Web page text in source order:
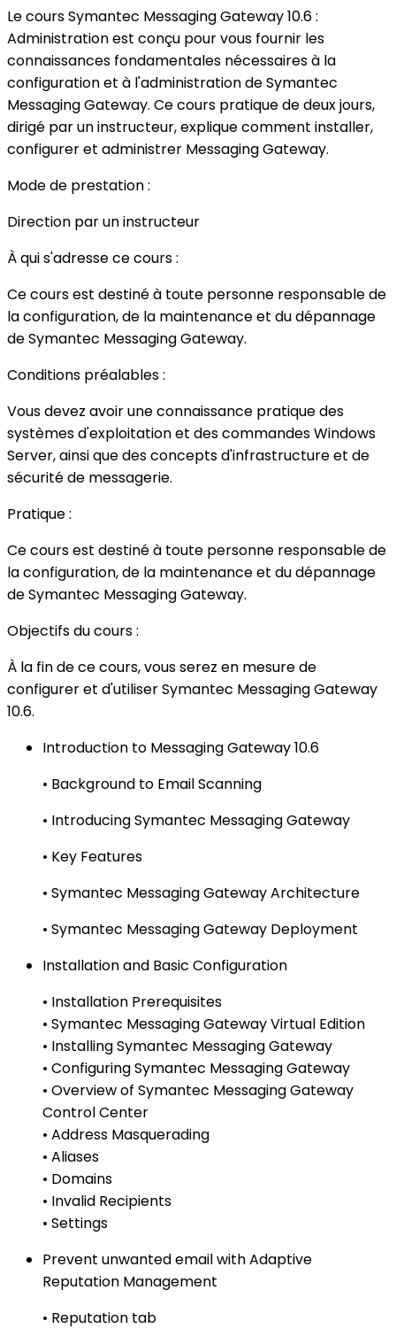
Le cours Symantec Messaging Gateway 10.6 :
Administration est conçu pour vous fournir les
connaissances fondamentales nécessaires à la
configuration et à l'administration de Symantec
Messaging Gateway. Ce cours pratique de deux jours,
dirigé par un instructeur, explique comment installer,
configurer et administrer Messaging Gateway.
Mode de prestation :
Direction par un instructeur
À qui s'adresse ce cours :
Ce cours est destiné à toute personne responsable de
la configuration, de la maintenance et du dépannage
de Symantec Messaging Gateway.
Conditions préalables :
Vous devez avoir une connaissance pratique des
systèmes d'exploitation et des commandes Windows
Server, ainsi que des concepts d'infrastructure et de
sécurité de messagerie.
Pratique :
Ce cours est destiné à toute personne responsable de
la configuration, de la maintenance et du dépannage
de Symantec Messaging Gateway.
Objectifs du cours :
À la fin de ce cours, vous serez en mesure de
configurer et d'utiliser Symantec Messaging Gateway
10.6.
Introduction to Messaging Gateway 10.6
• Background to Email Scanning
• Introducing Symantec Messaging Gateway
• Key Features
• Symantec Messaging Gateway Architecture
• Symantec Messaging Gateway Deployment
Installation and Basic Configuration
• Installation Prerequisites
• Symantec Messaging Gateway Virtual Edition
• Installing Symantec Messaging Gateway
• Configuring Symantec Messaging Gateway
• Overview of Symantec Messaging Gateway
Control Center
• Address Masquerading
• Aliases
• Domains
• Invalid Recipients
• Settings
Prevent unwanted email with Adaptive
Reputation Management
• Reputation tab